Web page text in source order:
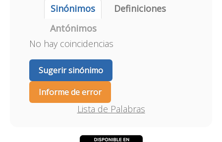
Sinónimos
Definiciones
Antónimos
No hay coincidencias
Sugerir sinónimo
Informe de error
Lista de Palabras